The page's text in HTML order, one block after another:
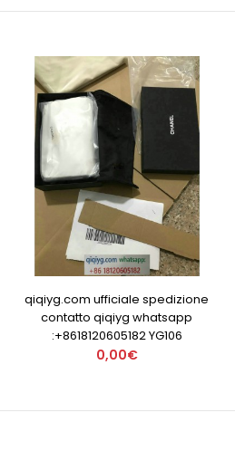
qiqiyg.com ufficiale spedizione
contatto qiqiyg whatsapp
:+8618120605182 YG106
0,00€